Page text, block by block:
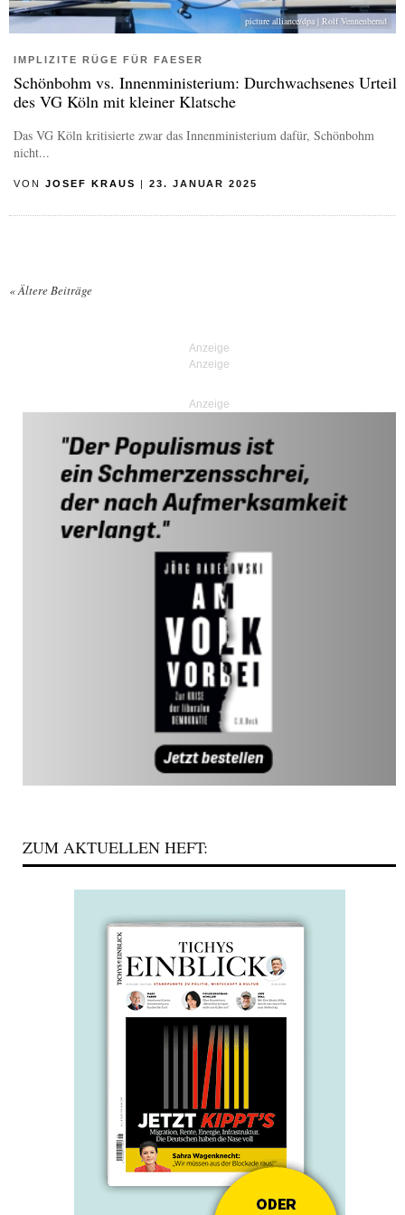
picture alliance/dpa | Rolf Vennenbernd
IMPLIZITE RÜGE FÜR FAESER
Schönbohm vs. Innenministerium: Durchwachsenes Urteil
des VG Köln mit kleiner Klatsche
Das VG Köln kritisierte zwar das Innenministerium dafür, Schönbohm
nicht...
VON JOSEF KRAUS | 23. JANUAR 2025
«Ältere Beiträge
Anzeige
ZUM AKTUELLEN HEFT: